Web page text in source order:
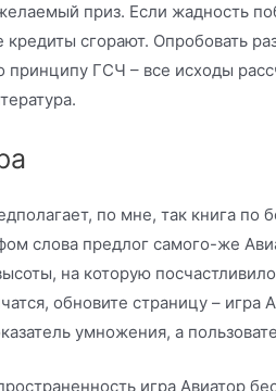
приз. Если жадность
сгорают. Опробовать
принципу ГСЧ – все исходы
по мне, так книга
слова предлог самого-же
на которую
обновите страницу – игра
умножения, а
игра Авиатор